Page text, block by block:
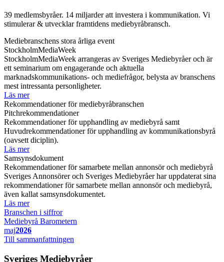
39 medlemsbyråer. 14 miljarder att investera i kommunikation. Vi
stimulerar & utvecklar framtidens mediebyråbransch.
Mediebranschens stora årliga event
StockholmMediaWeek
StockholmMediaWeek arrangeras av Sveriges Mediebyråer och är
ett seminarium om engagerande och aktuella
marknadskommunikations- och mediefrågor, belysta av branschens
mest intressanta personligheter.
Läs mer
Rekommendationer för mediebyråbranschen
Pitchrekommendationer
Rekommendationer för upphandling av mediebyrå samt
Huvudrekommendationer för upphandling av kommunikationsbyrå
(oavsett diciplin).
Läs mer
Samsynsdokument
Rekommendationer för samarbete mellan annonsör och mediebyrå
Sveriges Annonsörer och Sveriges Mediebyråer har uppdaterat sina
rekommendationer för samarbete mellan annonsör och mediebyrå,
även kallat samsynsdokumentet.
Läs mer
Branschen i siffror
Mediebyrå Barometern
maj2026
Till sammanfattningen
Sveriges Mediebyråer